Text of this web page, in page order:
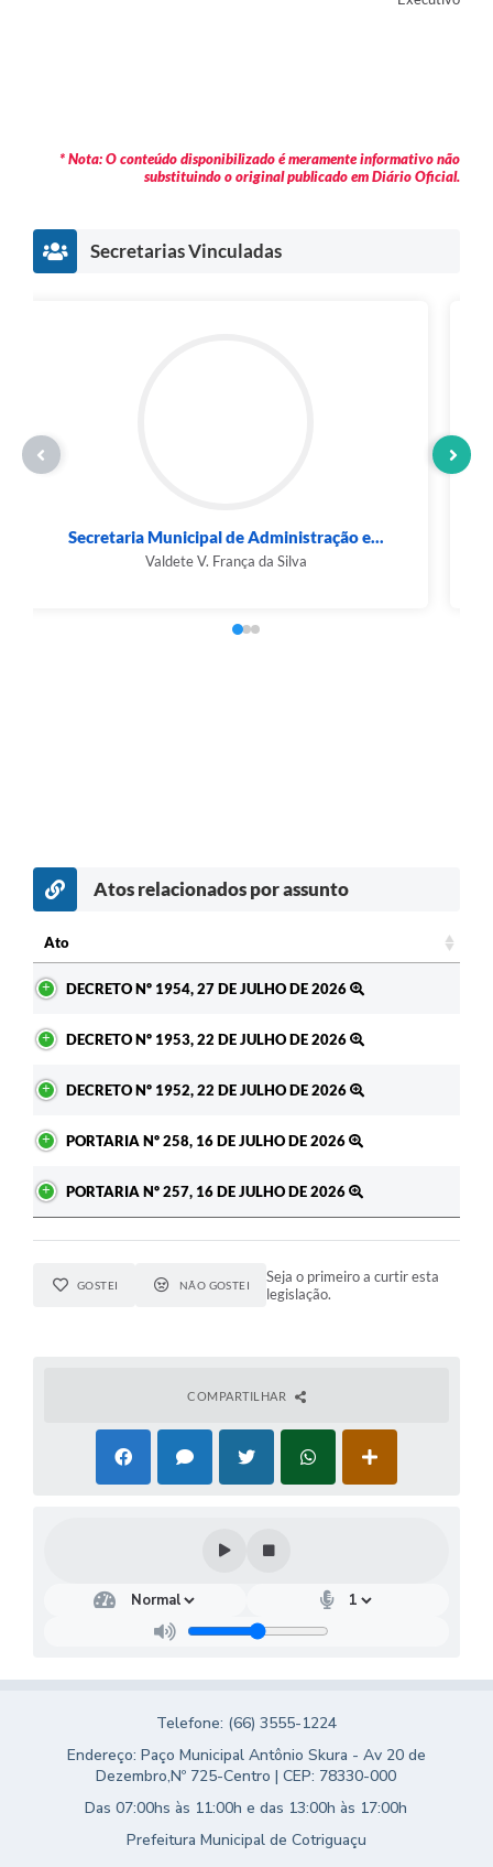
* Nota: O conteúdo disponibilizado é meramente informativo não
substituindo o original publicado em Diário Oficial.
Secretarias Vinculadas
Secretaria Municipal de Administração e...
Valdete V. França da Silva
Atos relacionados por assunto
Ato
DECRETO Nº 1954, 27 DE JULHO DE 2026
DECRETO Nº 1953, 22 DE JULHO DE 2026
DECRETO Nº 1952, 22 DE JULHO DE 2026
PORTARIA Nº 258, 16 DE JULHO DE 2026
PORTARIA Nº 257, 16 DE JULHO DE 2026
GOSTEI NÃO GOSTEI
Seja o primeiro a curtir esta
legislação.
COMPARTILHAR
Telefone: (66) 3555-1224
Endereço: Paço Municipal Antônio Skura - Av 20 de
Dezembro,Nº 725-Centro | CEP: 78330-000
Das 07:00hs às 11:00h e das 13:00h às 17:00h
Prefeitura Municipal de Cotriguaçu